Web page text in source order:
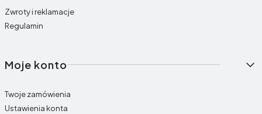
Zwroty i reklamacje
Regulamin
Moje konto
Twoje zamówienia
Ustawienia konta